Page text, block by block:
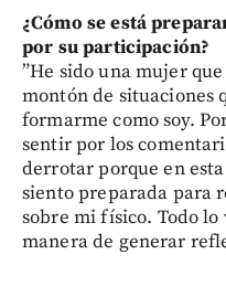
¿Cómo se está
por su participación?
”He sido una mujer
montón de situaciones
formarme como soy.
sentir por los
derrotar porque en
siento preparada para
sobre mi físico. Todo
manera de generar